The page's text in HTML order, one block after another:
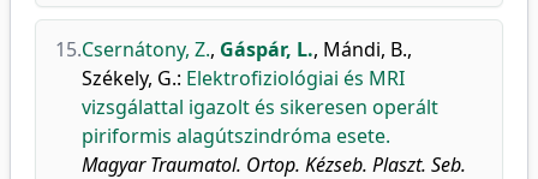
15.Csernátony, Z., Gáspár, L., Mándi, B.,
Székely, G.: Elektrofiziológiai és MRI
vizsgálattal igazolt és sikeresen operált
piriformis alagútszindróma esete.
Magyar Traumatol. Ortop. Kézseb. Plaszt. Seb.